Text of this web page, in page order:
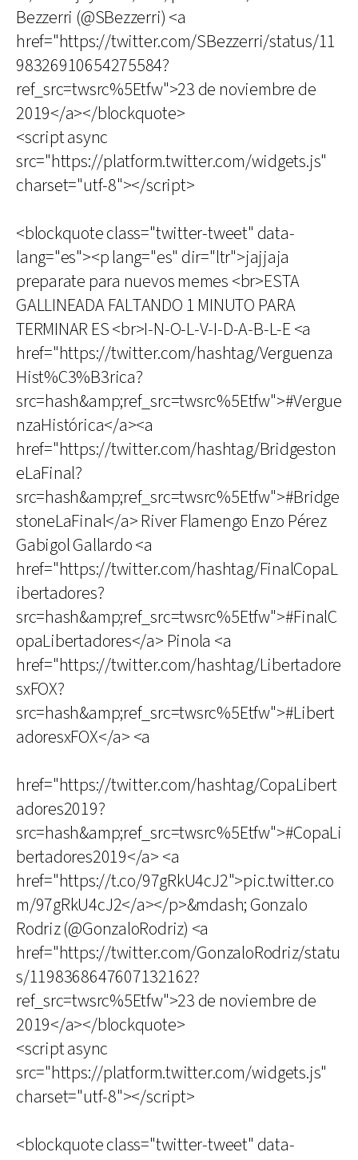
Bezzerri (@SBezzerri) <a
href="https://twitter.com/SBezzerri/status/11
98326910654275584?
ref_src=twsrc%5Etfw">23 de noviembre de
2019</a></blockquote>
<script async
src="https://platform.twitter.com/widgets.js"
charset="utf-8"></script>
<blockquote class="twitter-tweet" data-
lang="es"><p lang="es" dir="ltr">jajjaja
preparate para nuevos memes <br>ESTA
GALLINEADA FALTANDO 1 MINUTO PARA
TERMINAR ES <br>I-N-O-L-V-I-D-A-B-L-E <a
href="https://twitter.com/hashtag/Verguenza
Hist%C3%B3rica?
src=hash&amp;ref_src=twsrc%5Etfw">#Vergue
nzaHistórica</a><a
href="https://twitter.com/hashtag/Bridgeston
eLaFinal?
src=hash&amp;ref_src=twsrc%5Etfw">#Bridge
stoneLaFinal</a> River Flamengo Enzo Pérez
Gabigol Gallardo <a
href="https://twitter.com/hashtag/FinalCopaL
ibertadores?
src=hash&amp;ref_src=twsrc%5Etfw">#FinalC
opaLibertadores</a> Pinola <a
href="https://twitter.com/hashtag/Libertadore
sxFOX?
src=hash&amp;ref_src=twsrc%5Etfw">#Libert
adoresxFOX</a> <a
href="https://twitter.com/hashtag/CopaLibert
adores2019?
src=hash&amp;ref_src=twsrc%5Etfw">#CopaLi
bertadores2019</a> <a
href="https://t.co/97gRkU4cJ2">pic.twitter.co
m/97gRkU4cJ2</a></p>&mdash; Gonzalo
Rodriz (@GonzaloRodriz) <a
href="https://twitter.com/GonzaloRodriz/statu
s/1198368647607132162?
ref_src=twsrc%5Etfw">23 de noviembre de
2019</a></blockquote>
<script async
src="https://platform.twitter.com/widgets.js"
charset="utf-8"></script>
<blockquote class="twitter-tweet" data-